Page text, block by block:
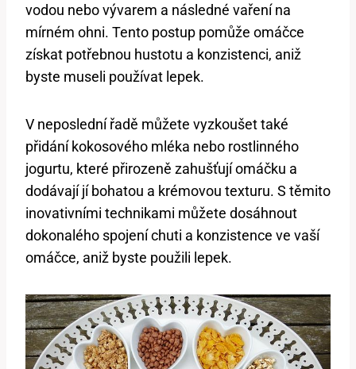
vodou nebo vývarem a následné vaření na
mírném ohni. Tento postup pomůže omáčce
získat potřebnou hustotu a konzistenci, aniž
byste museli používat lepek.
V neposlední řadě můžete vyzkoušet také
přidání kokosového mléka nebo rostlinného
jogurtu, které přirozeně zahušťují omáčku a
dodávají jí bohatou a krémovou texturu. S těmito
inovativními technikami můžete dosáhnout
dokonalého spojení chuti a konzistence ve vaší
omáčce, aniž byste použili lepek.